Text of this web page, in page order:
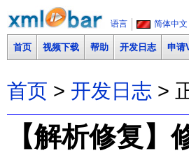
语言 简体中文
首页 视频下载 帮助 开发日志 申请
首页 > 开发日志 >
【解析修复